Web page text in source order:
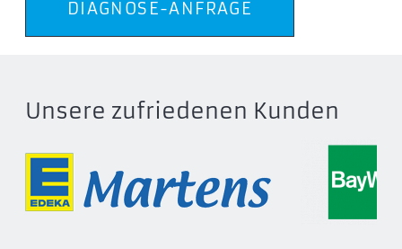
DIAGNOSE-ANFRAGE
Unsere zufriedenen Kunden